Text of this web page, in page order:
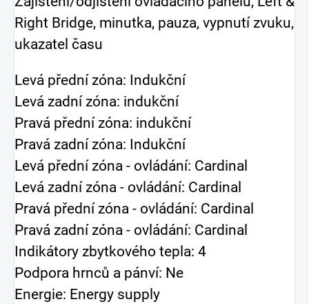
Right Bridge, minutka, pauza, vypnutí zvuku,
ukazatel času
Levá přední zóna: Indukční
Levá zadní zóna: indukční
Pravá přední zóna: indukční
Pravá zadní zóna: Indukční
Levá přední zóna - ovládání: Cardinal
Levá zadní zóna - ovládání: Cardinal
Pravá přední zóna - ovládání: Cardinal
Pravá zadní zóna - ovládání: Cardinal
Indikátory zbytkového tepla: 4
Podpora hrnců a pánví: Ne
Energie: Energy supply